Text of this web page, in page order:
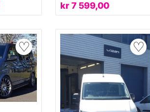
kr7 599,00
♡ ♡